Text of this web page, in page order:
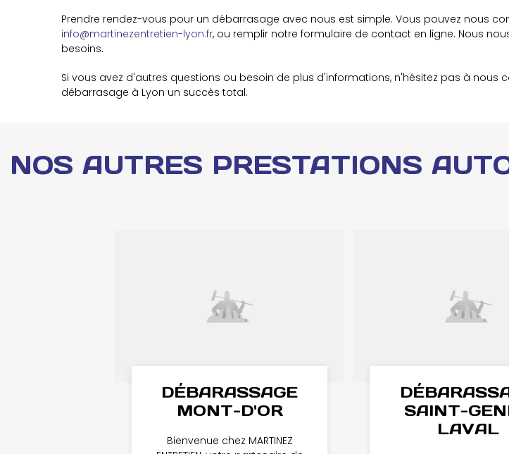
Prendre rendez-vous pour un débarrasage avec nous est simple. Vous pouvez nous
info@martinezentretien-lyon.fr, ou remplir notre formulaire de contact en ligne. Nous
besoins.
Si vous avez d'autres questions ou besoin de plus d'informations, n'hésitez pas à
débarrasage à Lyon un succès total.
NOS AUTRES PRESTATIONS
DÉBARASSAGE
MONT-D'OR
Bienvenue chez MARTINEZ
SAINT-
LAVAL